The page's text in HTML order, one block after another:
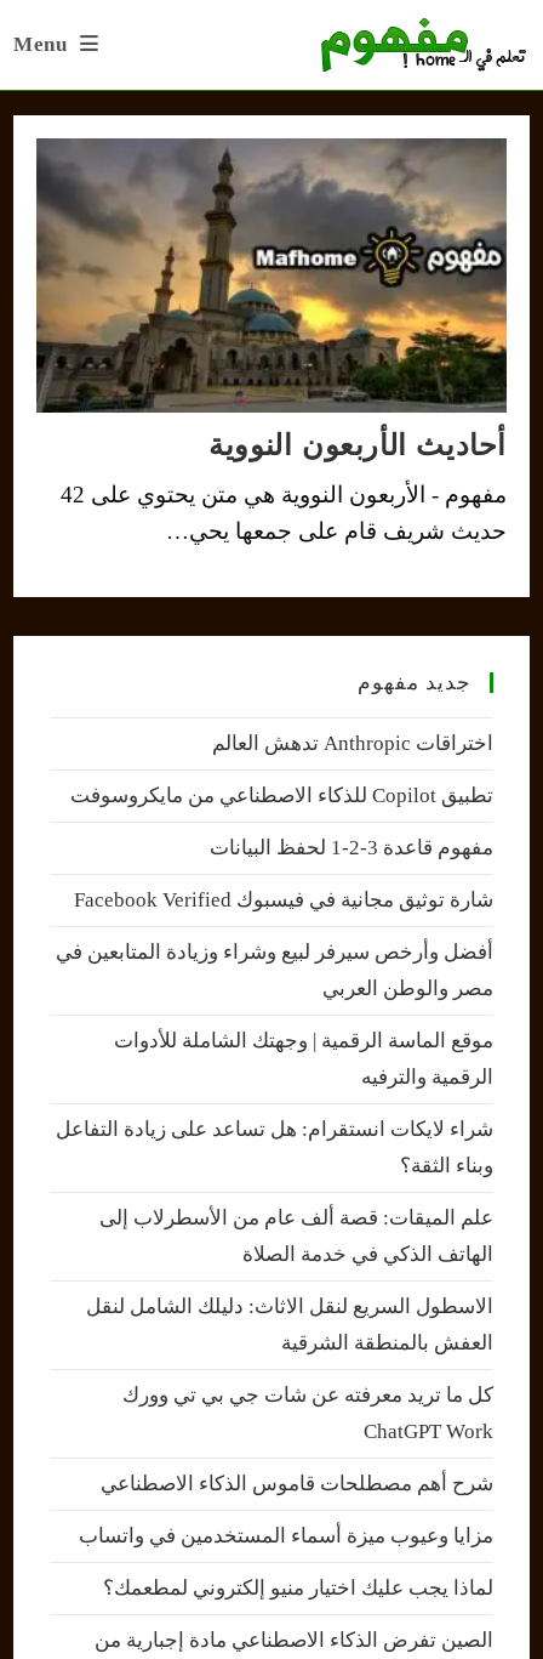
Menu
أحاديث الأربعون النووية
مفهوم - الأربعون النووية هي متن يحتوي على 42
حديث شريف قام على جمعها يحي…
جديد مفهوم
اختراقات Anthropic تدهش العالم
تطبيق Copilot للذكاء الاصطناعي من مايكروسوفت
مفهوم قاعدة 3-2-1 لحفظ البيانات
شارة توثيق مجانية في فيسبوك Facebook Verified
أفضل وأرخص سيرفر لبيع وشراء وزيادة المتابعين في
مصر والوطن العربي
موقع الماسة الرقمية | وجهتك الشاملة للأدوات
الرقمية والترفيه
شراء لايكات انستقرام: هل تساعد على زيادة التفاعل
وبناء الثقة؟
علم الميقات: قصة ألف عام من الأسطرلاب إلى
الهاتف الذكي في خدمة الصلاة
الاسطول السريع لنقل الاثاث: دليلك الشامل لنقل
العفش بالمنطقة الشرقية
كل ما تريد معرفته عن شات جي بي تي وورك
ChatGPT Work
شرح أهم مصطلحات قاموس الذكاء الاصطناعي
مزايا وعيوب ميزة أسماء المستخدمين في واتساب
لماذا يجب عليك اختيار منيو إلكتروني لمطعمك؟
الصين تفرض الذكاء الاصطناعي مادة إجبارية من